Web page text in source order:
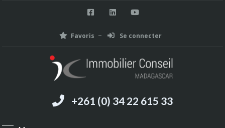
Favoris Se connecter
+261 (0) 34 22 615 33